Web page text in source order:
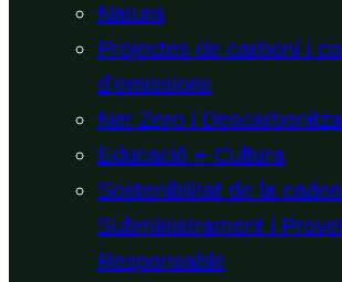
Natura
Projectes de carboni i
d’emissions
Net Zero i
Educació + Cultura
Sostenibilitat de la
Subministrament i
Responsable